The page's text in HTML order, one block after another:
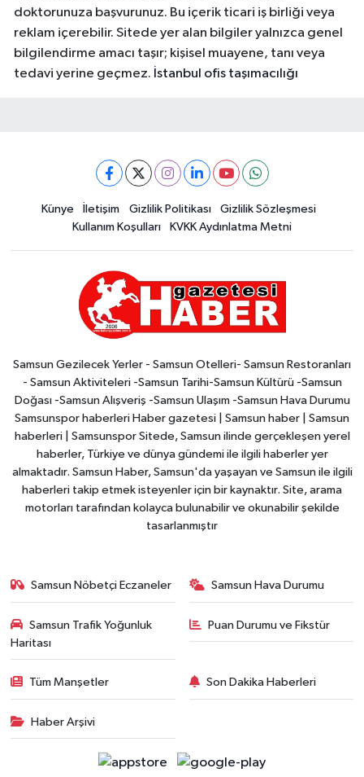
doktorunuza başvurunuz. Bu içerik ticari iş birliği veya
reklam içerebilir. Sitede yer alan bilgiler yalnızca genel
bilgilendirme amacı taşır; kişisel muayene, tanı veya
tedavi yerine geçmez. İstanbul ofis taşımacılığı
Künye İletişim Gizlilik Politikası
Gizlilik Sözleşmesi
Kullanım Koşulları
KVKK Aydınlatma Metni
Samsun Gezilecek Yerler - Samsun Otelleri- Samsun Restoranları
- Samsun Aktiviteleri -Samsun Tarihi-Samsun Kültürü -Samsun
Doğası -Samsun Alışveriş -Samsun Ulaşım -Samsun Hava Durumu
Samsunspor haberleri Haber gazetesi | Samsun haber | Samsun
haberleri | Samsunspor Sitede, Samsun ilinde gerçekleşen yerel
haberler, Türkiye ve dünya gündemi ile ilgili haberler yer
almaktadır. Samsun Haber, Samsun'da yaşayan ve Samsun ile ilgili
haberleri takip etmek isteyenler için bir kaynaktır. Site, arama
motorları tarafından kolayca bulunabilir ve okunabilir şekilde
tasarlanmıştır
Samsun Nöbetçi Eczaneler Samsun Hava Durumu
Samsun Trafik Yoğunluk
Haritası
Puan Durumu ve Fikstür
Tüm Manşetler Son Dakika Haberleri
Haber Arşivi